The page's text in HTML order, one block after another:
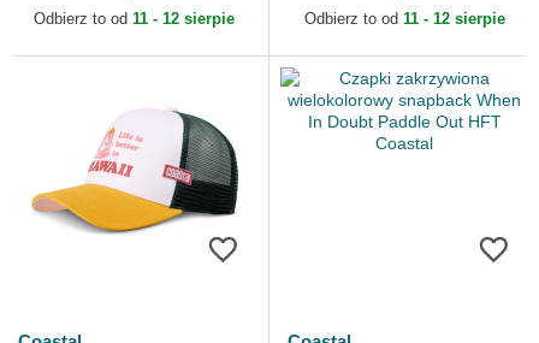
Odbierz to od 11 - 12 sierpie Odbierz to od 11 - 12 sierpie